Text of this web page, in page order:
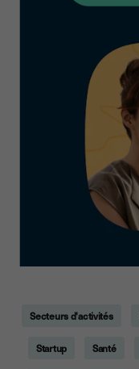
Secteurs d'activités
Startup Santé